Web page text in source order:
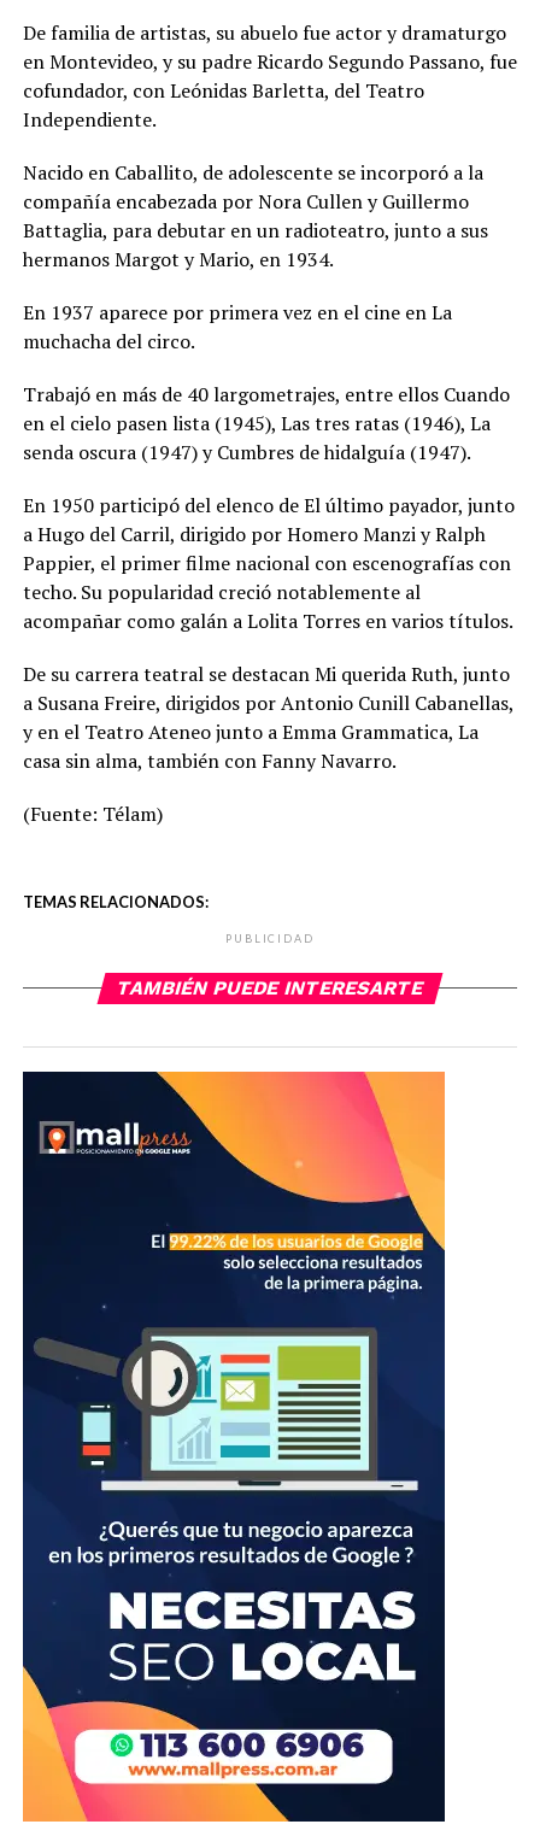
De familia de artistas, su abuelo fue actor y dramaturgo
en Montevideo, y su padre Ricardo Segundo Passano, fue
cofundador, con Leónidas Barletta, del Teatro
Independiente.
Nacido en Caballito, de adolescente se incorporó a la
compañía encabezada por Nora Cullen y Guillermo
Battaglia, para debutar en un radioteatro, junto a sus
hermanos Margot y Mario, en 1934.
En 1937 aparece por primera vez en el cine en La
muchacha del circo.
Trabajó en más de 40 largometrajes, entre ellos Cuando
en el cielo pasen lista (1945), Las tres ratas (1946), La
senda oscura (1947) y Cumbres de hidalguía (1947).
En 1950 participó del elenco de El último payador, junto
a Hugo del Carril, dirigido por Homero Manzi y Ralph
Pappier, el primer filme nacional con escenografías con
techo. Su popularidad creció notablemente al
acompañar como galán a Lolita Torres en varios títulos.
De su carrera teatral se destacan Mi querida Ruth, junto
a Susana Freire, dirigidos por Antonio Cunill Cabanellas,
y en el Teatro Ateneo junto a Emma Grammatica, La
casa sin alma, también con Fanny Navarro.
(Fuente: Télam)
TEMAS RELACIONADOS:
PUBLICIDAD
TAMBIÉN PUEDE INTERESARTE